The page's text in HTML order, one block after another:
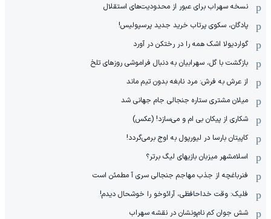
نسخه سهراب برای عبور از محدودیت‌های استقلال
پادگان، سکوی پرتاب خرید جدید پرسپولیس!
گواردیولا اشک همه را در رختکن در آورد
بازگشت با گل، سهرابیان به دنبال فراموشی روزهای تلخ
از عرش به فرش: مرد نابغه‌ بدون تیم ماند
میلان مشتری ستاره جنجالی جام جهانی شد
شکاری از پیکان بی ام و می‌سازد! (عکس)
کاپیتان بارسا در لیورپول به اوج برمی‌گردد!
اسلامشهر میزبان بازیهای لیگ برتر؟
فنرباغچه از جذب مهاجم جنجالی سری آ مطمئن است
فلیک: وقت خداحافظی، آرائوخو را خوشحال دیدم!
شش جوان کم نام‌و‌نشان در نقشه سهراب